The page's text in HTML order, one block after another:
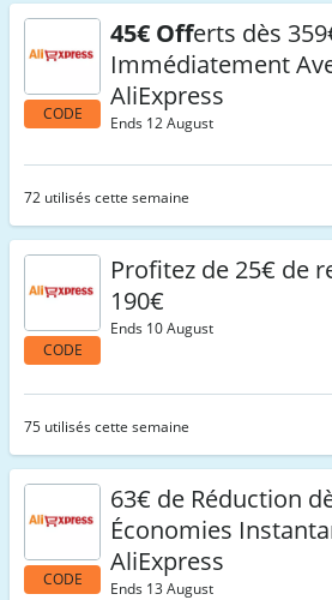
CODE
45€ Offerts dès
Immédiatement
AliExpress
Ends 12 August
72 utilisés cette semaine
CODE
Profitez de 25€ de
190€
Ends 10 August
75 utilisés cette semaine
CODE
63€ de Réduction
Économies
AliExpress
Ends 13 August